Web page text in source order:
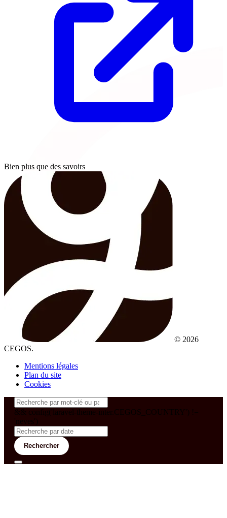
Bien plus que des savoirs
© 2026
CEGOS.
Mentions légales
Plan du site
Cookies
&& config('laravel-theme-inter.CEGOS_COUNTRY') !=
'neves')
Rechercher